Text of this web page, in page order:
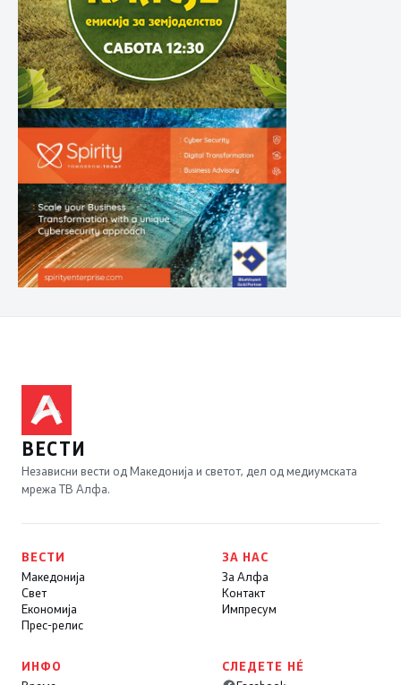
ВЕСТИ
Независни вести од Македонија и светот, дел од медиумската
мрежа ТВ Алфа.
ВЕСТИ
Македонија
Свет
Економија
Прес-релис
ЗА НАС
За Алфа
Контакт
Импресум
ИНФО
СЛЕДЕТЕ НÉ